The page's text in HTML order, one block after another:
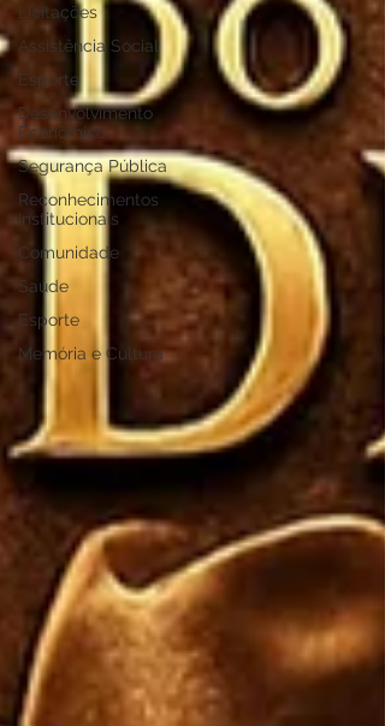
Licitações
Assistência Social
Esporte
Desenvolvimento
Econômico
Segurança Pública
Reconhecimentos
Institucionais
Comunidade
Saúde
Esporte
Memória e Cultura